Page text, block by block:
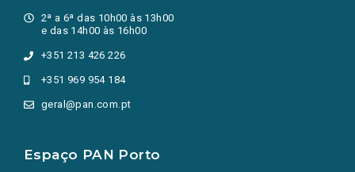
2ª a 6ª das 10h00 às 13h00
e das 14h00 às 16h00
+351 213 426 226
+351 969 954 184
geral@pan.com.pt
Espaço PAN Porto